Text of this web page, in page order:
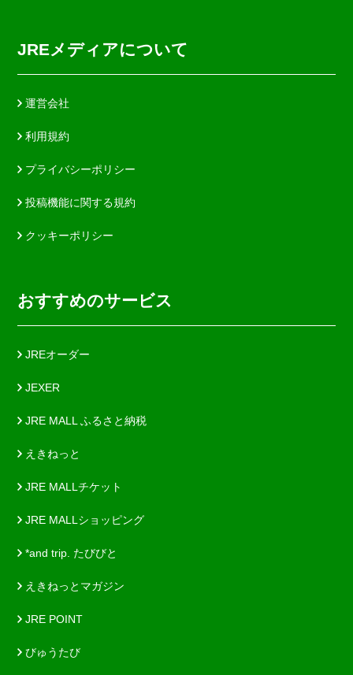
JREメディアについて
運営会社
利用規約
プライバシーポリシー
投稿機能に関する規約
クッキーポリシー
おすすめのサービス
JREオーダー
JEXER
JRE MALL ふるさと納税
えきねっと
JRE MALLチケット
JRE MALLショッピング
*and trip. たびびと
えきねっとマガジン
JRE POINT
びゅうたび